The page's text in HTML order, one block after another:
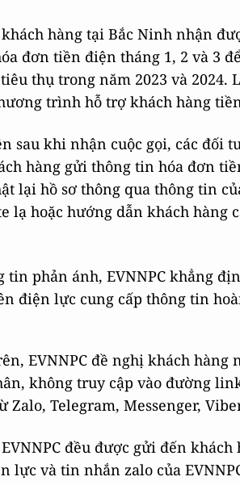
hàng tại Bắc Ninh nhận
đơn tiền điện tháng 1, 2 và 3
thụ trong năm 2023 và 2024.
trình hỗ trợ khách hàng
sau khi nhận cuộc gọi, các đối
hàng gửi thông tin hóa đơn
lại hồ sơ thông qua thông tin
lạ hoặc hướng dẫn khách hàng
tin phản ánh, EVNNPC khẳng
điện lực cung cấp thông tin
EVNNPC đề nghị khách hàng
không truy cập vào đường
Zalo, Telegram, Messenger,
đều được gửi đến
lực và tin nhắn zalo của